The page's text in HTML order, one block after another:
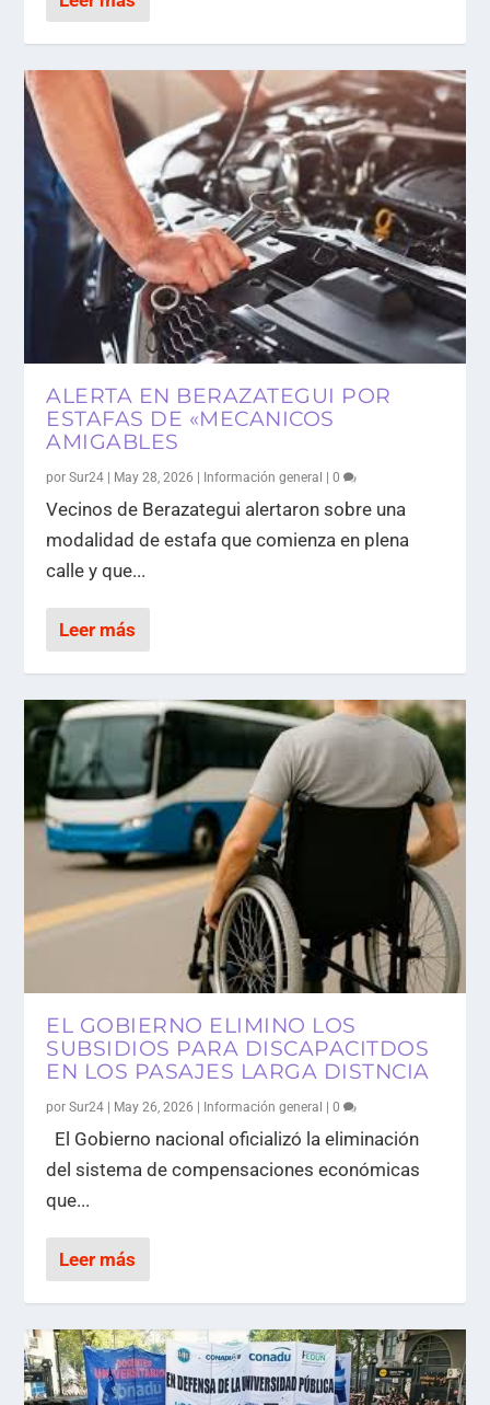
ALERTA EN BERAZATEGUI POR
ESTAFAS DE «MECANICOS
AMIGABLES
porSur24 May 28, 2026 Información general |0
Vecinos de Berazategui alertaron sobre una
modalidad de estafa que comienza en plena
calle y que...
Leer más
EL GOBIERNO ELIMINO LOS
SUBSIDIOS PARA DISCAPACITDOS
EN LOS PASAJES LARGA DISTNCIA
porSur24 May 26, 2026 Información general |0
El Gobierno nacional oficializó la eliminación
del sistema de compensaciones económicas
que...
Leer más